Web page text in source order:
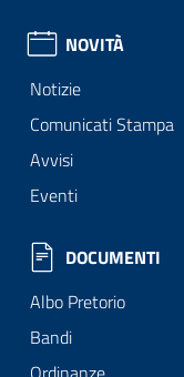
NOVITÀ
Notizie
Comunicati Stampa
Avvisi
Eventi
DOCUMENTI
Albo Pretorio
Bandi